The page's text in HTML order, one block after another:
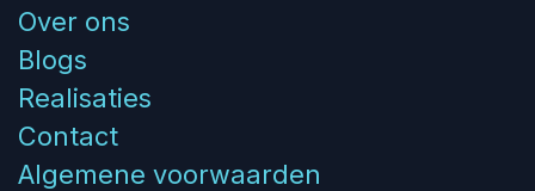
Over ons
Blogs
Realisaties
Contact
Algemene voorwaarden